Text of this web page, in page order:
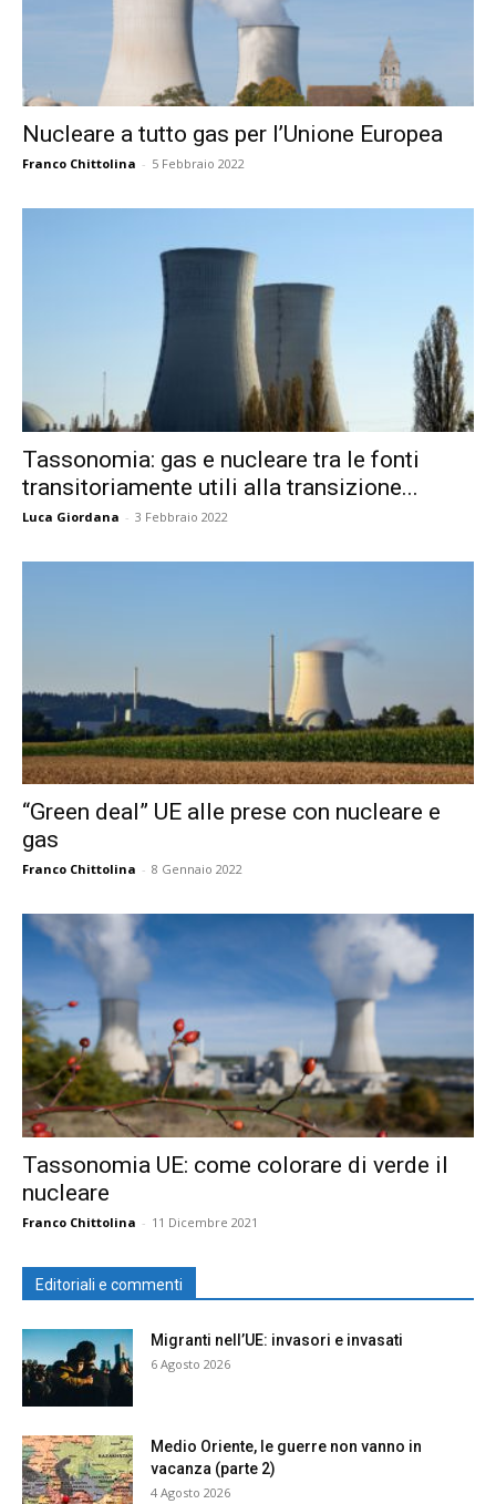
Nucleare a tutto gas per l’Unione Europea
Franco Chittolina - 5 Febbraio 2022
Tassonomia: gas e nucleare tra le fonti
transitoriamente utili alla transizione...
Luca Giordana - 3 Febbraio 2022
“Green deal” UE alle prese con nucleare e
gas
Franco Chittolina - 8 Gennaio 2022
Tassonomia UE: come colorare di verde il
nucleare
Franco Chittolina - 11 Dicembre 2021
Editoriali e commenti
Migranti nell’UE: invasori e invasati
6 Agosto 2026
Medio Oriente, le guerre non vanno in
vacanza (parte 2)
4 Agosto 2026